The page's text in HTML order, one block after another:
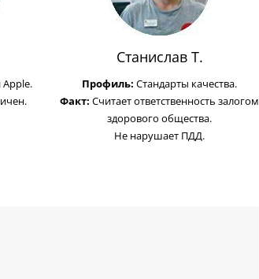
Станислав Т.
Профиль: Стандарты качества.
Факт: Считает ответственность залогом
здорового общества.
Не нарушает ПДД.